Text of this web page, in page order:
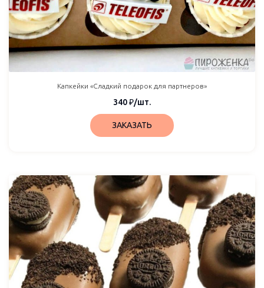
Капкейки «Сладкий подарок для партнеров»
340₽/шт.
ЗАКАЗАТЬ